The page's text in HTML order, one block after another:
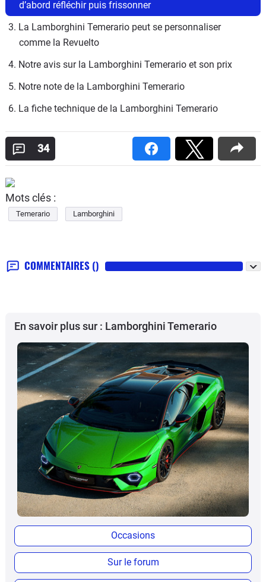
d’abord réfléchir puis frissonner
3. La Lamborghini Temerario peut se personnaliser
comme la Revuelto
4. Notre avis sur la Lamborghini Temerario et son prix
5. Notre note de la Lamborghini Temerario
6. La fiche technique de la Lamborghini Temerario
34
Mots clés :
Temerario Lamborghini
COMMENTAIRES ()
En savoir plus sur : Lamborghini Temerario
Occasions
Sur le forum